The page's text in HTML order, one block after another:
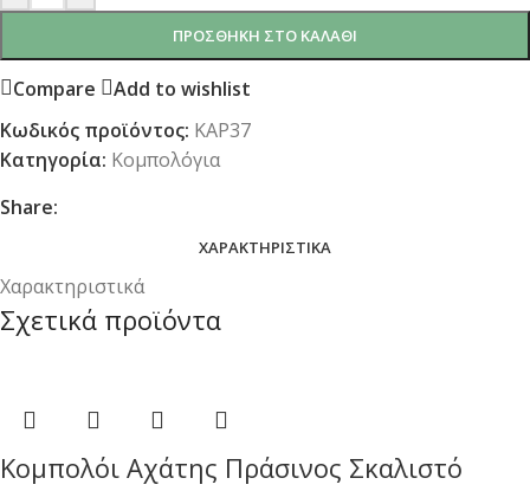
ΠΡΟΣΘΉΚΗ ΣΤΟ ΚΑΛΆΘΙ
Compare
Add to wishlist
Κωδικός προϊόντος: KAP37
Κατηγορία: Κομπολόγια
Share:
ΧΑΡΑΚΤΗΡΙΣΤΙΚΆ
Χαρακτηριστικά
Σχετικά προϊόντα
Κομπολόι Αχάτης Πράσινος Σκαλιστό